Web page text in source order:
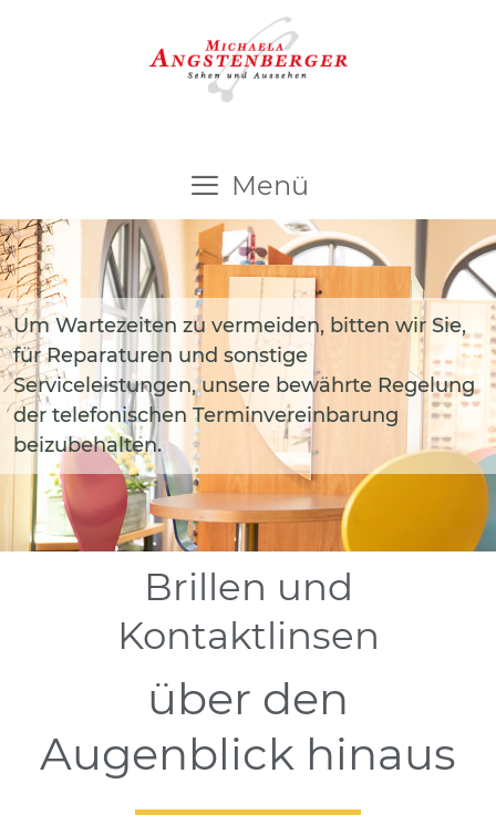
Menü
Um Wartezeiten zu vermeiden, bitten wir Sie,
für Reparaturen und sonstige
Serviceleistungen, unsere bewährte Regelung
der telefonischen Terminvereinbarung
beizubehalten.
Brillen und
Kontaktlinsen
über den
Augenblick hinaus